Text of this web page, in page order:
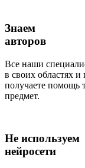
Знаем
авторов
Все наши
в своих областях
получаете помощь
предмет.
Не используем
нейросети